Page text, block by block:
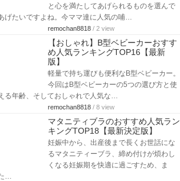
と心を満たしてあげられるものを選んで
げたいですよね。今ママ達に人気の哺…
remochan8818 / 2 view
【おしゃれ】B型ベビーカーおすす
め人気ランキングTOP16【最新
版】
軽量で持ち運びも便利なB型ベビーカー。
今回はB型ベビーカーの5つの選び方と使
る年齢、そしておしゃれで人気な…
remochan8818 / 8 view
マタニティブラのおすすめ人気ラン
キングTOP18【最新決定版】
妊娠中から、出産後まで長くお世話にな
るマタニティーブラ、締め付けが煩わし
くなる妊娠期を快適に過ごすため、ま
…